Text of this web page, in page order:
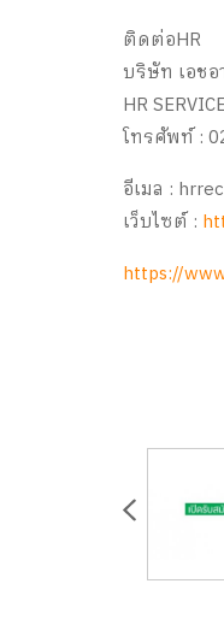
ติดต่อHR
บริษัท เอชอ
HR
โทรศัพท์ :
อีเมล :
เว็บไซต์ :
https://